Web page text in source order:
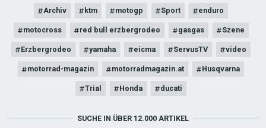
Archiv ktm motogp Sport enduro
motocross red bull erzbergrodeo gasgas Szene
Erzbergrodeo yamaha eicma ServusTV video
motorrad-magazin motorradmagazin.at Husqvarna
Trial Honda ducati
SUCHE IN ÜBER 12.000 ARTIKEL